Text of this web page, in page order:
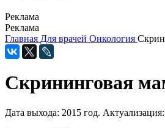
Реклама
Реклама
Главная Для врачей Онкология
Скрининговая
Дата выхода: 2015 год. Актуализация: